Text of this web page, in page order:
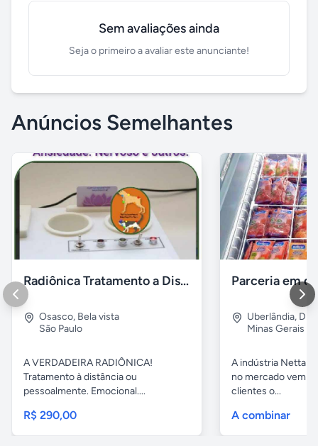
Sem avaliações ainda
Seja o primeiro a avaliar este anunciante!
Anúncios Semelhantes
Radiônica Tratamento a Distância
Osasco, Bela vista
São Paulo
A VERDADEIRA RADIÔNICA!
Tratamento à distância ou
pessoalmente. Emocional....
R$ 290,00
Uberlândia,
Minas Gerais
A indústria Nettare
no mercado vem
clientes o...
A combinar